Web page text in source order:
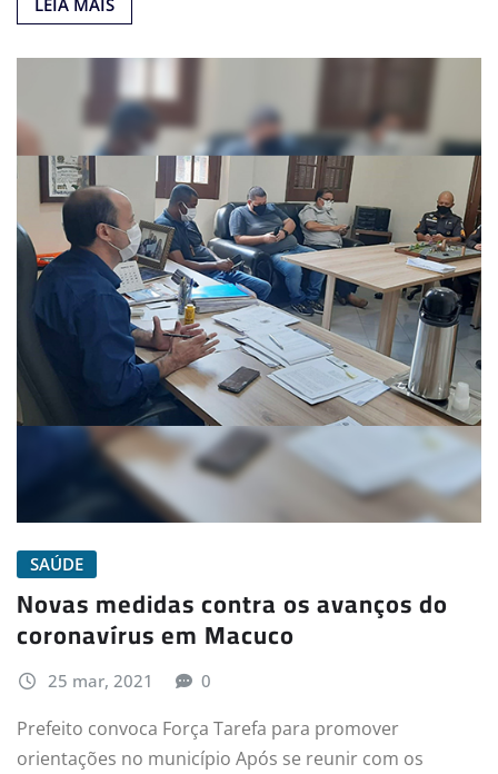
SAÚDE
Novas medidas contra os avanços do
coronavírus em Macuco
25 mar, 2021 0
Prefeito convoca Força Tarefa para promover
orientações no município Após se reunir com os